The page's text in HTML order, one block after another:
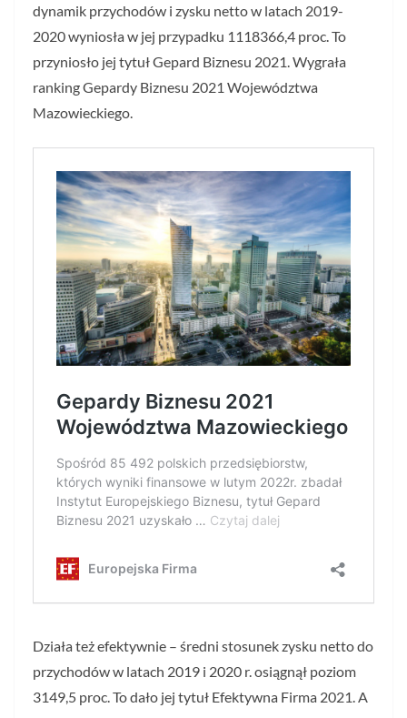
dynamik przychodów i zysku netto w latach 2019-
2020 wyniosła w jej przypadku 1118366,4 proc. To
przyniosło jej tytuł Gepard Biznesu 2021. Wygrała
ranking Gepardy Biznesu 2021 Województwa
Mazowieckiego.
Działa też efektywnie – średni stosunek zysku netto do
przychodów w latach 2019 i 2020 r. osiągnął poziom
3149,5 proc. To dało jej tytuł Efektywna Firma 2021. A